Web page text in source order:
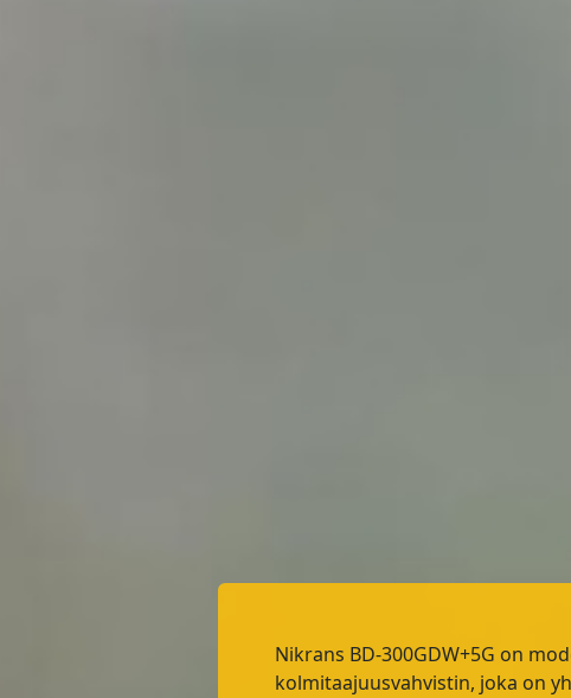
Nikrans BD-300GDW+5G on
kolmitaajuusvahvistin, joka on